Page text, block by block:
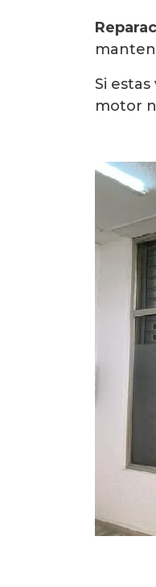
Si
motor